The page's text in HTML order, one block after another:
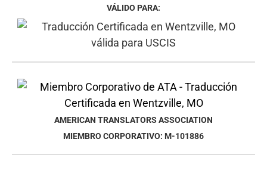
VÁLIDO PARA:
AMERICAN TRANSLATORS ASSOCIATION
MIEMBRO CORPORATIVO: M-101886